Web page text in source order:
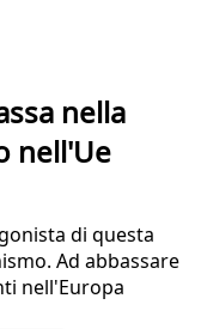
nella
nell'Ue
di questa
Ad abbassare
nell'Europa